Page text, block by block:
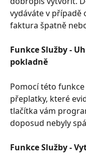
vydáváte v případě
faktura špatně
Funkce Služby -
pokladně
Pomocí této
přeplatky, které
tlačítka vám
doposud nebyly
Funkce Služby -